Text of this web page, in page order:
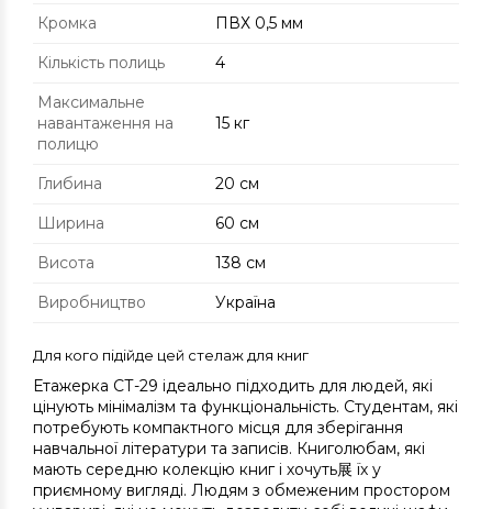
Кромка
ПВХ 0,5 мм
Кількість полиць
4
Максимальне
навантаження на
полицю
15 кг
Глибина
20 см
Ширина
60 см
Висота
138 см
Виробництво
Україна
Для кого підійде цей стелаж для книг
Етажерка СТ-29 ідеально підходить для людей, які
цінують мінімалізм та функціональність. Студентам, які
потребують компактного місця для зберігання
навчальної літератури та записів. Книголюбам, які
мають середню колекцію книг і хочуть展 їх у
приємному вигляді. Людям з обмеженим простором